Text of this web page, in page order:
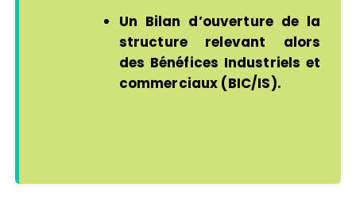
Un Bilan d’ouverture de la
structure relevant alors
des Bénéfices Industriels et
commerciaux (BIC/IS).